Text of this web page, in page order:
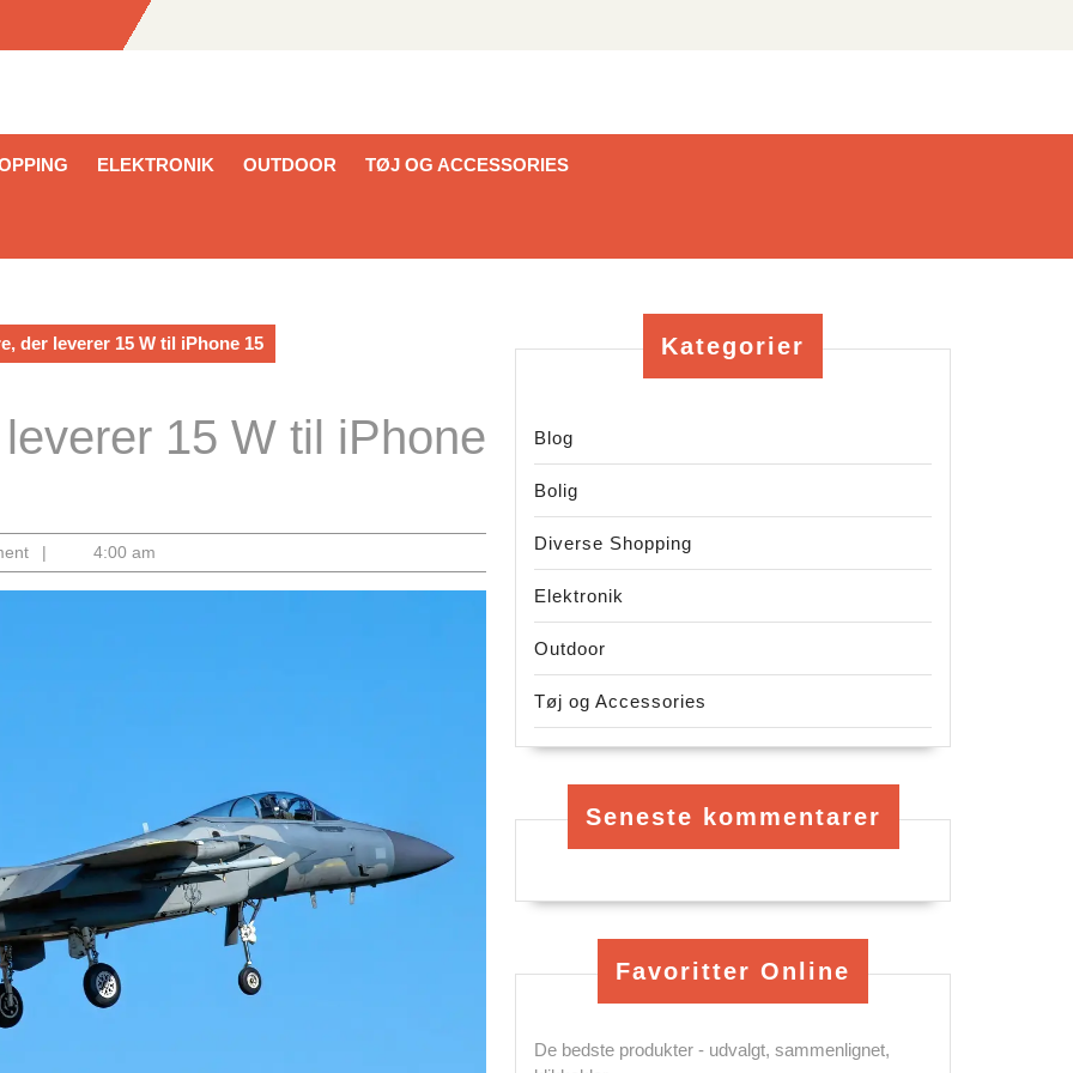
ELEKTRONIK OUTDOOR TØJ OG ACCESSORIES
der leverer 15 W til iPhone 15
15 W til iPhone
| 4:00 am
Kategorier
Blog
Bolig
Diverse Shopping
Elektronik
Outdoor
Tøj og Accessories
Seneste kommentarer
Favoritter Online
De bedste produkter - udvalgt, sammenlignet,